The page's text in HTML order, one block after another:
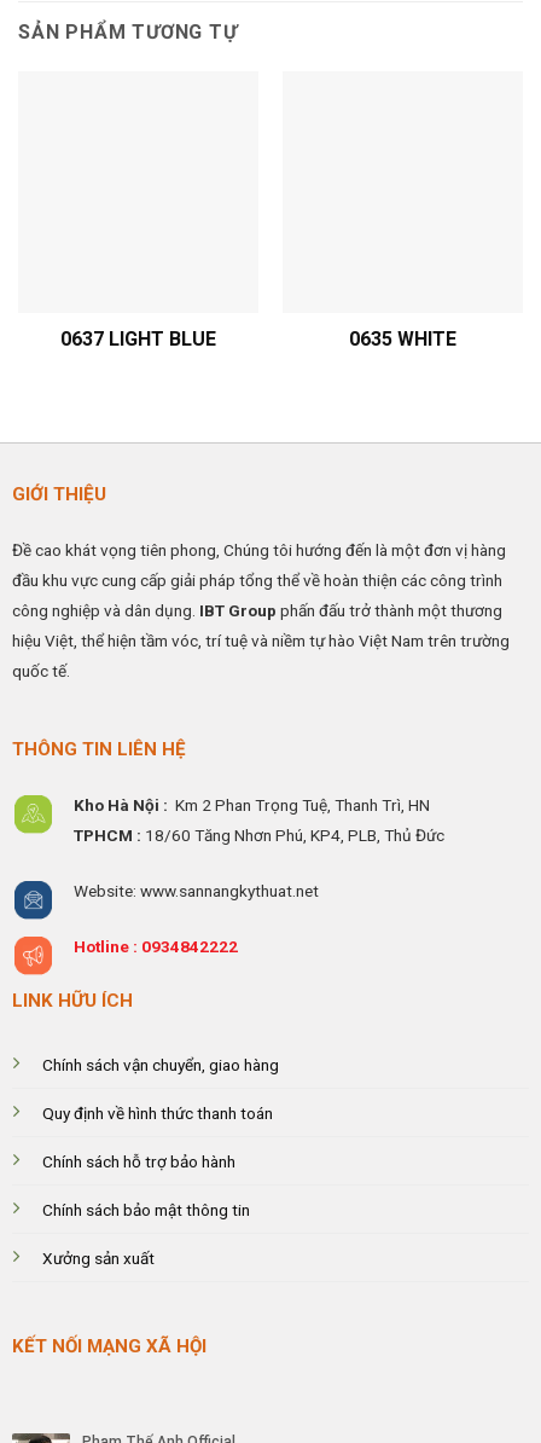
SẢN PHẨM TƯƠNG TỰ
0637 LIGHT BLUE 0635 WHITE
GIỚI THIỆU
Đề cao khát vọng tiên phong, Chúng tôi hướng đến là một đơn vị hàng
đầu khu vực cung cấp giải pháp tổng thể về hoàn thiện các công trình
công nghiệp và dân dụng. IBT Group phấn đấu trở thành một thương
hiệu Việt, thể hiện tầm vóc, trí tuệ và niềm tự hào Việt Nam trên trường
quốc tế.
THÔNG TIN LIÊN HỆ
Kho Hà Nội : Km 2 Phan Trọng Tuệ, Thanh Trì, HN
TPHCM : 18/60 Tăng Nhơn Phú, KP4, PLB, Thủ Đức
Website: www.sannangkythuat.net
Hotline : 0934842222
LINK HỮU ÍCH
Chính sách vận chuyển, giao hàng
Quy định về hình thức thanh toán
Chính sách hỗ trợ bảo hành
Chính sách bảo mật thông tin
Xưởng sản xuất
KẾT NỐI MẠNG XÃ HỘI